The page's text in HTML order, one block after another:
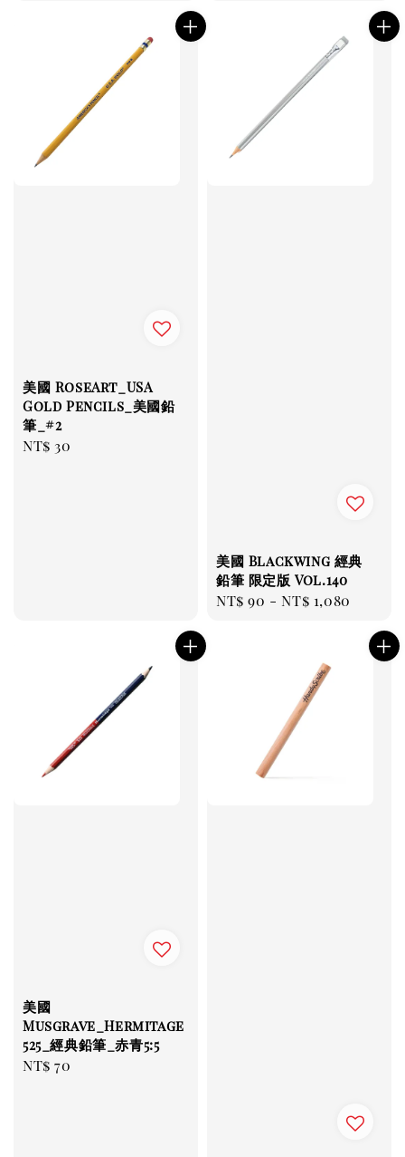
美國 RoseArt_USA
Gold Pencils_美國鉛
筆_#2
Regular
NT$ 30
美國 Blackwing 經典
鉛筆 限定版 Vol.140
Regular
NT$ 90 -NT$ 1,080
美國
Musgrave_Hermitage
525_經典鉛筆_赤青5:5
Regular
NT$ 70